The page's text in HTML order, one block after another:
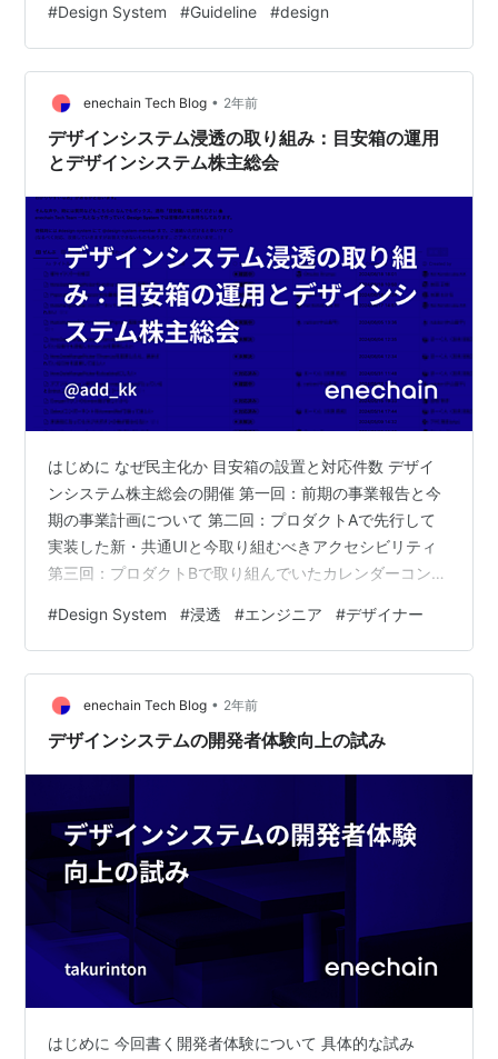
と申します。私はenechainの業務委託メンバーとして、
enechainの複数プロダクトを支えるデザインシステムの
改善に携わっています。 この記事では、利用しやすいデ
ザインシステムへと改善していく上でデザイン…
#Design System #Guideline #design
enechain Tech Blog • 2年前
デザインシステム浸透の取り組み：目安箱の運用
とデザインシステム株主総会
はじめに なぜ民主化か 目安箱の設置と対応件数 デザイ
ンシステム株主総会の開催 第一回：前期の事業報告と今
期の事業計画について 第二回：プロダクトAで先行して
実装した新・共通UIと今取り組むべきアクセシビリティ
第三回：プロダクトBで取り組んでいたカレンダーコンポ
うイメージするか デザインシステム名称の全社募集 まと
め はじめに enechainプロダクトデザインデスクのマネー
ジャーの近藤（@add_kk）です。 1つ前のtakurintonの
記事『デザインシステムの開発者体験向上の試み』に続
いて、弊社のデザインシステムでの取り組みについて…
#Design System #浸透 #エンジニア #デザイナー
enechain Tech Blog • 2年前
デザインシステムの開発者体験向上の試み
はじめに 今回書く開発者体験について 具体的な試み